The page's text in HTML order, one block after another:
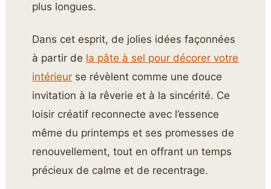
plus longues.
Dans cet esprit, de jolies idées façonnées
à partir de la pâte à sel pour décorer votre
intérieur se révèlent comme une douce
invitation à la rêverie et à la sincérité. Ce
loisir créatif reconnecte avec l’essence
même du printemps et ses promesses de
renouvellement, tout en offrant un temps
précieux de calme et de recentrage.